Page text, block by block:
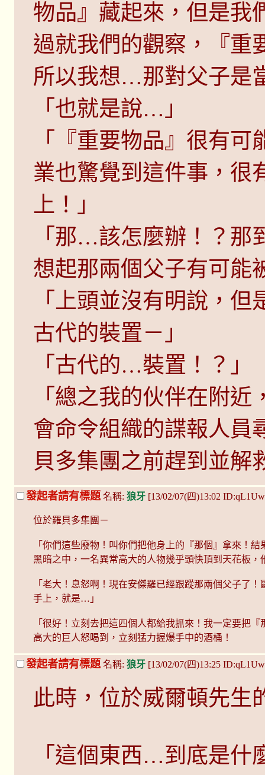
物品』藏起來，但是我
過就我們的觀察，『重
所以我想…那對父子是
「也就是說…」
「『重要物品』很有
業也驚覺到這件事，很
上！」
「那…該怎麼辦！？那
想起那兩個父子有可能
「上頭並沒有明說，
古代的裝置－」
「古代的…裝置！？」
「總之我的伙伴在附
會命令組織的諜報人員
貝多集團之前趕到並解
發起者請有標題 名稱: 狼牙 [13/02/07(四)13:02
位於羅貝多集團－
「你們這些廢物！叫你們把他身上的『那個』拿來！
黑暗之中，一名異常高大的人物幾乎頭快頂到天花板
「老大！息怒啊！現在安傑羅已經跟蹤那兩個父子了
手上，就是…」
「很好！立刻去把這四個人都給我抓來！我一定要把『
高大的巨人怒喝到，立刻猛力握爆手中的酒桶！
發起者請有標題 名稱: 狼牙 [13/02/07(四)13:25
此時，位於威爾頓先生
「這個東西…到底是什